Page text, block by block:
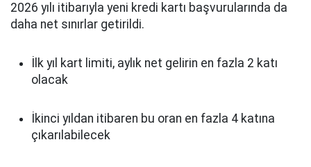
2026 yılı itibarıyla yeni kredi kartı başvurularında da
daha net sınırlar getirildi.
İlk yıl kart limiti, aylık net gelirin en fazla 2 katı
olacak
İkinci yıldan itibaren bu oran en fazla 4 katına
çıkarılabilecek